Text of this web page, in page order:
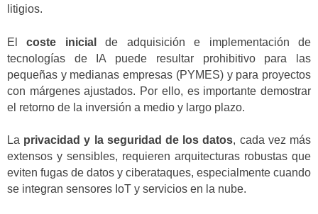
litigios.
Elcoste inicial
de adquisición e implementación de
tecnologías de IA puede resultar prohibitivo para las
pequeñas y medianas empresas (PYMES) y para proyectos
con márgenes ajustados. Por ello, es importante demostrar
el retorno de la inversión a medio y largo plazo.
La privacidad y la seguridad de los datos, cada vez más
extensos y sensibles, requieren arquitecturas robustas que
eviten fugas de datos y ciberataques, especialmente cuando
se integran sensores IoT y servicios en la nube.